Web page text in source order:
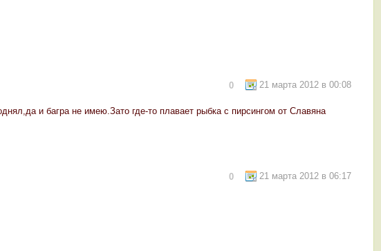
21 марта 2012 в 00:08
0
и багра не имею.Зато где-то плавает рыбка с пирсингом от Славяна
21 марта 2012 в 06:17
0